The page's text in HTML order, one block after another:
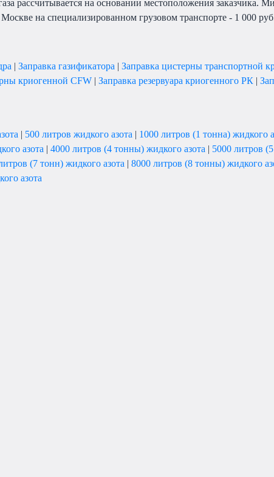
рассчитывается на основании местоположения заказчика.
на специализированном грузовом транспорте - 1 000
| Заправка газификатора | Заправка цистерны транспортной
криогенной CFW | Заправка резервуара криогенного РК |
| 500 литров жидкого азота | 1000 литров (1 тонна) жидкого
азота | 4000 литров (4 тонны) жидкого азота | 5000 литров
(7 тонн) жидкого азота | 8000 литров (8 тонны) жидкого
азота